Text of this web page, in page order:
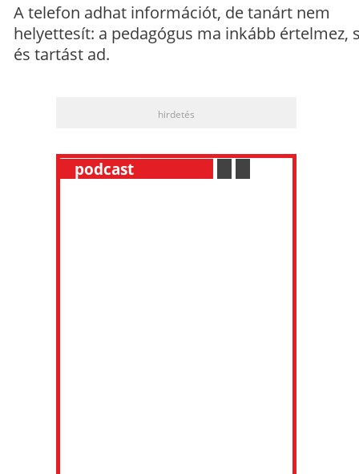
A telefon adhat információt, de tanárt nem
helyettesít: a pedagógus ma inkább értelmez,
és tartást ad.
hirdetés
podcast